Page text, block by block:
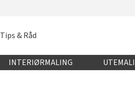
Tips & Råd
INTERIØRMALING